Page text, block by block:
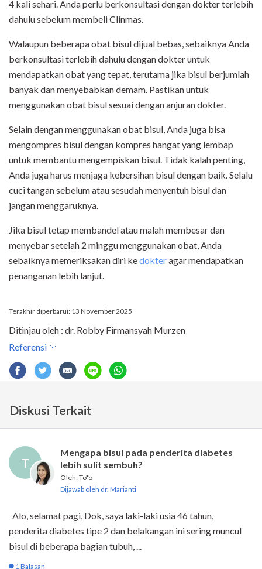
4 kali sehari. Anda perlu berkonsultasi dengan dokter terlebih
dahulu sebelum membeli Clinmas.
Walaupun beberapa obat bisul dijual bebas, sebaiknya Anda
berkonsultasi terlebih dahulu dengan dokter untuk
mendapatkan obat yang tepat, terutama jika bisul berjumlah
banyak dan menyebabkan demam. Pastikan untuk
menggunakan obat bisul sesuai dengan anjuran dokter.
Selain dengan menggunakan obat bisul, Anda juga bisa
mengompres bisul dengan kompres hangat yang lembap
untuk membantu mengempiskan bisul. Tidak kalah penting,
Anda juga harus menjaga kebersihan bisul dengan baik. Selalu
cuci tangan sebelum atau sesudah menyentuh bisul dan
jangan menggaruknya.
Jika bisul tetap membandel atau malah membesar dan
menyebar setelah 2 minggu menggunakan obat, Anda
sebaiknya memeriksakan diri kedokteragar mendapatkan
penanganan lebih lanjut.
Terakhir diperbarui: 13 November 2025